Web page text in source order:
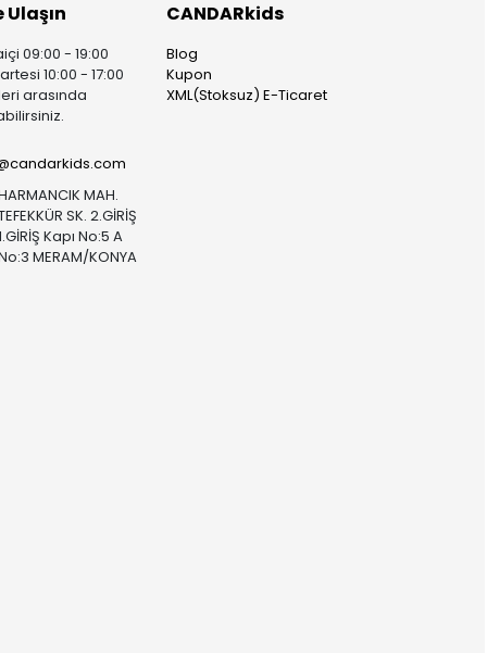
Ulaşın
09:00 - 19:00
10:00 - 17:00
arasında
MAH.
SK. 2.GİRİŞ
Kapı No:5 A
MERAM/KONYA
CANDARkids
Blog
Kupon
XML(Stoksuz) E-Ticaret